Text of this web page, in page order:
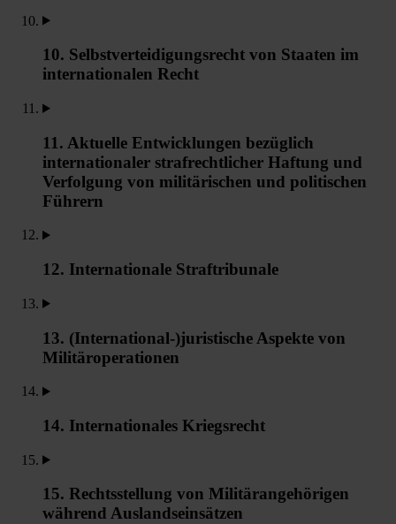
10. Selbstverteidigungsrecht von Staaten im
internationalen Recht
11. Aktuelle Entwicklungen bezüglich
internationaler strafrechtlicher Haftung und
Verfolgung von militärischen und politischen
Führern
12. Internationale Straftribunale
13. (International-)juristische Aspekte von
Militäroperationen
14. Internationales Kriegsrecht
15. Rechtsstellung von Militärangehörigen
während Auslandseinsätzen